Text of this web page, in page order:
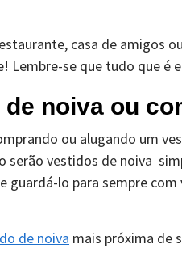
casa de amigos
Lembre-se que tudo que é
noiva ou
ou alugando um
serão vestidos de noiva
guardá-lo para sempre
de noiva mais próxima de